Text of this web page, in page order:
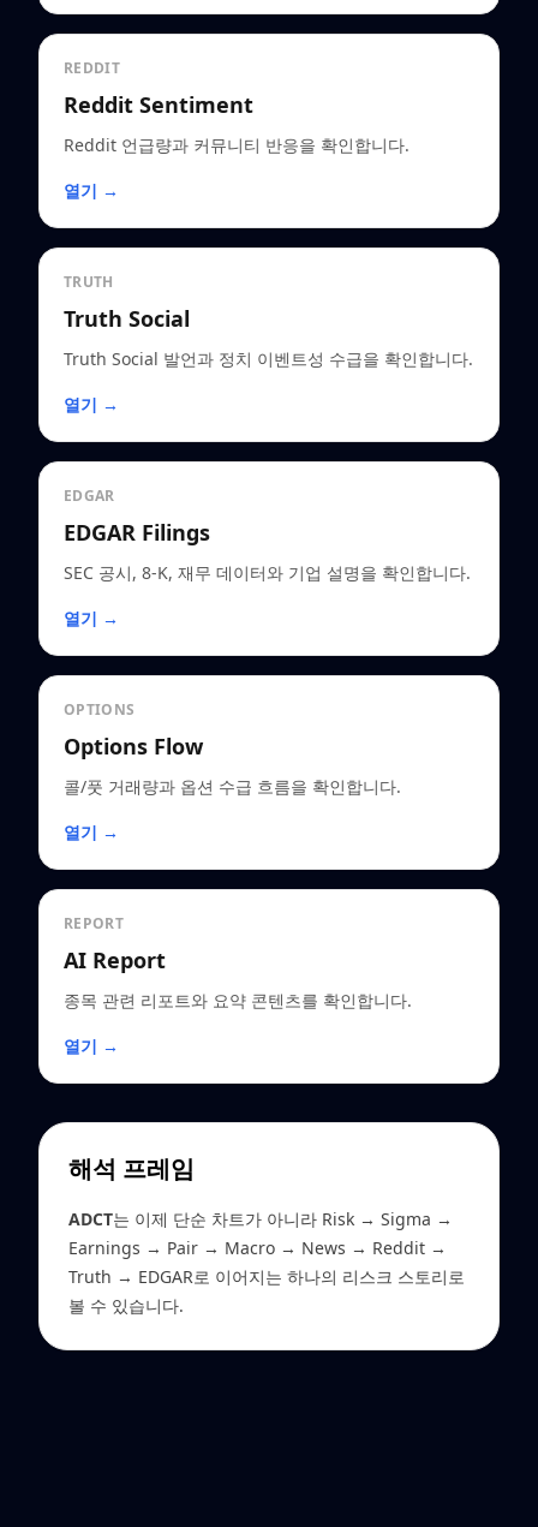
REDDIT
Reddit Sentiment
Reddit 언급량과 커뮤니티 반응을 확인합니다.
열기 →
TRUTH
Truth Social
Truth Social 발언과 정치 이벤트성 수급을 확인합니다.
열기 →
EDGAR
EDGAR Filings
SEC 공시, 8-K, 재무 데이터와 기업 설명을 확인합니다.
열기 →
OPTIONS
Options Flow
콜/풋 거래량과 옵션 수급 흐름을 확인합니다.
열기 →
REPORT
AI Report
종목 관련 리포트와 요약 콘텐츠를 확인합니다.
열기 →
해석 프레임
ADCT는 이제 단순 차트가 아니라 Risk → Sigma →
Earnings → Pair → Macro → News → Reddit →
Truth → EDGAR로 이어지는 하나의 리스크 스토리로
볼 수 있습니다.